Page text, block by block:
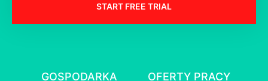
START FREE TRIAL
GOSPODARKA
OFERTY PRACY